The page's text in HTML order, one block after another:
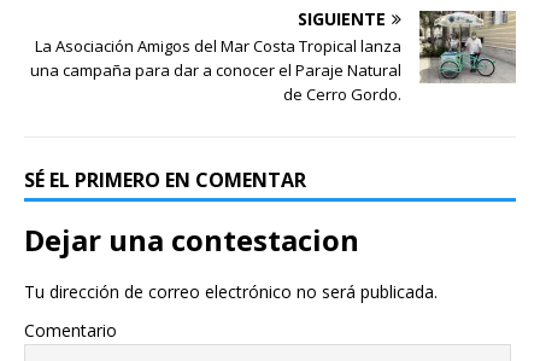
SIGUIENTE
La Asociación Amigos del Mar Costa Tropical lanza
una campaña para dar a conocer el Paraje Natural
de Cerro Gordo.
SÉ EL PRIMERO EN COMENTAR
Dejar una contestacion
Tu dirección de correo electrónico no será publicada.
Comentario